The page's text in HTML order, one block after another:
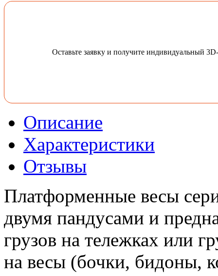
Оставьте заявку и получите индивидуальный
Описание
Характеристики
Отзывы
Платформенные весы
двумя пандусами и
грузов на тележках или
на весы (бочки, бидоны,